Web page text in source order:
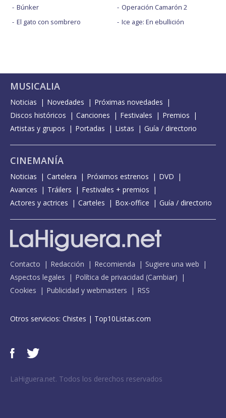
Búnker
El gato con sombrero
Operación Camarón 2
Ice age: En ebullición
MUSICALIA
Noticias Novedades
Próximas novedades
Discos históricos
Canciones Festivales
Premios
Artistas y grupos
Portadas Listas Guía / directorio
CINEMANÍA
Noticias Cartelera Próximos estrenos
DVD
Avances
Tráilers
Festivales + premios
Actores y actrices
Carteles Box-office Guía / directorio
Contacto Redacción Recomienda
Sugiere una web
Aspectos legales
Política de privacidad (Cambiar)
Cookies
Publicidad y webmasters RSS
Otros servicios: Chistes | Top10Listas.com
LaHiguera.net. Todos los derechos reservados